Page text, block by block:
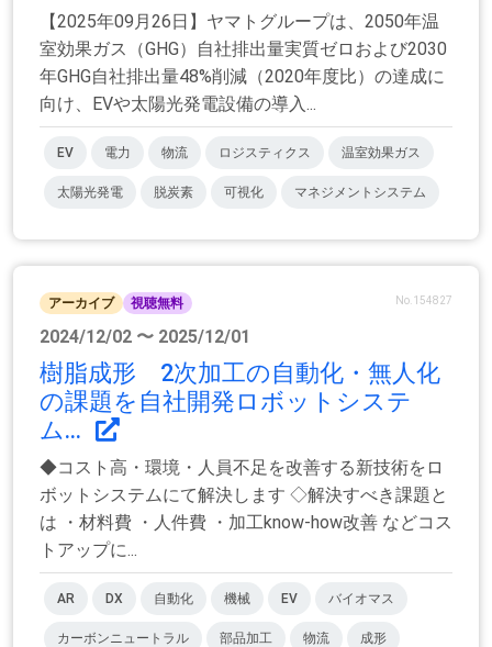
【2025年09月26日】ヤマトグループは、2050年温
室効果ガス（GHG）⾃社排出量実質ゼロおよび2030
年GHG⾃社排出量48%削減（2020年度⽐）の達成に
向け、EVや太陽光発電設備の導⼊...
EV 電力 物流 ロジスティクス 温室効果ガス
太陽光発電 脱炭素 可視化 マネジメントシステム
アーカイブ 視聴無料 No.154827
2024/12/02 〜 2025/12/01
樹脂成形 2次加工の自動化・無人化
の課題を自社開発ロボットシステ
ム...
◆コスト高・環境・人員不足を改善する新技術をロ
ボットシステムにて解決します ◇解決すべき課題と
は ・材料費 ・人件費 ・加工know-how改善 などコス
トアップに...
AR DX 自動化 機械 EV バイオマス
カーボンニュートラル 部品加工 物流 成形